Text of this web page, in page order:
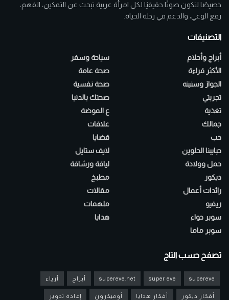
خصيصًا لتكون صوتًا حقيقيًا لكل امرأة عربية تبحث عن التمكين، الفهم،
رفع الوعي، والدعم في رحلة الحياة.
التصنيفات
أبراج وأحلام
الأكثر قراءة
الجواز وسنينه
تجربتي
تغذية
جمالك
حب
حبايبنا الحلوين
حمل وولادة
ديكور
رائدات أعمال
ريفيو
سوبر حواء
سوبر ماما
سياحة وسفر
صحة عامة
صحة نفسية
صحتك بالدنيا
ع الموضة
علاقات
قضايا
لايف ستايل
لياقة ورشاقة
مطبخ
مقالات
ملهمات
هدايا
تصفح حسب التاج
supereve
super eve
supereve.net أبراج أزياء
أفكار ديكور أفكار هدايا أوميكرون إعادة تدوير